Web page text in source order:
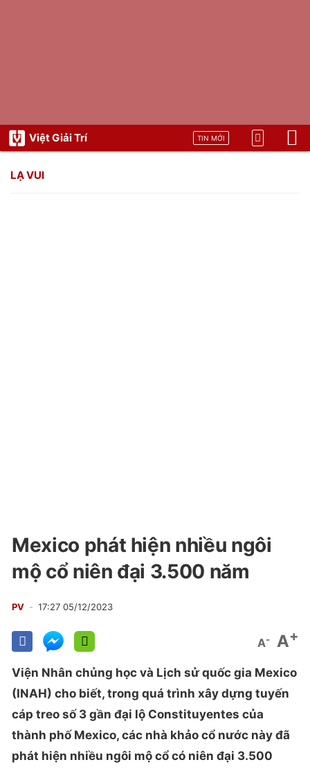
Việt Giải Trí TIN MỚI
LẠ VUI
Mexico phát hiện nhiều ngôi
mộ cổ niên đại 3.500 năm
PV 17:27 05/12/2023
A- A+
Viện Nhân chủng học và Lịch sử quốc gia Mexico
(INAH) cho biết, trong quá trình xây dựng tuyến
cáp treo số 3 gần đại lộ Constituyentes của
thành phố Mexico, các nhà khảo cổ nước này đã
phát hiện nhiều ngôi mộ cổ có niên đại 3.500